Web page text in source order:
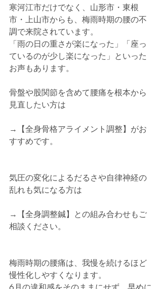
寒河江市だけでなく、山形市・東根
市・上山市からも、梅雨時期の腰の不
調で来院されています。
「雨の日の重さが楽になった」「座っ
ているのが少し楽になった」といった
お声もあります。
骨盤や股関節を含めて腰痛を根本から
見直したい方は
→【全身骨格アライメント調整】がお
すすめです。
気圧の変化によるだるさや自律神経の
乱れも気になる方は
→【全身調整鍼】との組み合わせもご
相談ください。
梅雨時期の腰痛は、我慢を続けるほど
慢性化しやすくなります。